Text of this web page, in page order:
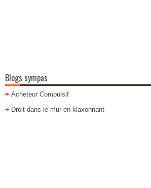
Blogs sympas
Acheteur Compulsif
Droit dans le mur en klaxonnant